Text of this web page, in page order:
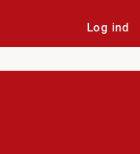
Log ind